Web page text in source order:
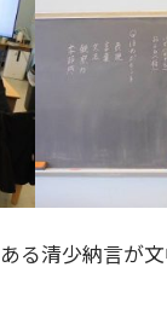
る清少納言が